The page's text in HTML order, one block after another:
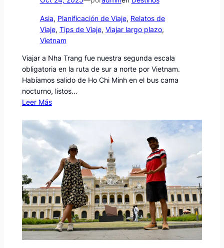
Asia, Planificación de Viaje, Relatos de
Viaje, Tips de Viaje, Viajar largo plazo
Vietnam
Viajar a Nha Trang fue nuestra segunda escala
obligatoria en la ruta de sur a norte por Vietnam.
Habíamos salido de Ho Chi Minh en el bus cama
nocturno, listos…
Leer Más